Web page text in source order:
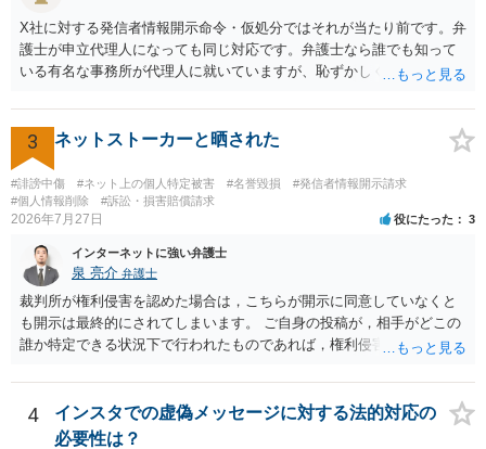
X社に対する発信者情報開示命令・仮処分ではそれが当たり前です。弁
護士が申立代理人になっても同じ対応です。弁護士なら誰でも知って
いる有名な事務所が代理人に就いていますが、恥ずかしくないのだろ
3 ネットストーカーと晒された
#誹謗中傷 #ネット上の個人特定被害 #名誉毀損
#発信者情報開示請求
#個人情報削除
#訴訟・損害賠償請求
2026年7月27日 役にたった 3
インターネットに強い弁護士
泉 亮介 弁護士
裁判所が権利侵害を認めた場合は，こちらが開示に同意していなくと
も開示は最終的にされてしまいます。 ご自身の投稿が，相手がどこの
誰か特定できる状況下で行われたものであれば，権利侵害性が認めら
いても，アカウントを特定したうえで，ネットストーカーとして晒し
たのであれば，かかる行為に権利侵害性が認められる可能性はあるで
しょう。
4
インスタでの虚偽メッセージに対する法的対応の
必要性は？